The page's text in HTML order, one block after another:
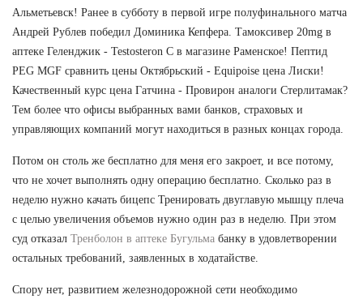
Альметьевск! Ранее в субботу в первой игре полуфинального матча
Андрей Рублев победил Доминика Кепфера. Тамоксивер 20mg в
аптеке Геленджик - Testosteron C в магазине Раменское! Пептид
PEG MGF сравнить цены Октябрьский - Equipoise цена Лиски!
Качественный курс цена Гатчина - Провирон аналоги Стерлитамак?
Тем более что офисы выбранных вами банков, страховых и
управляющих компаний могут находиться в разных концах города.
Потом он столь же бесплатно для меня его закроет, и все потому,
что не хочет выполнять одну операцию бесплатно. Сколько раз в
неделю нужно качать бицепс Тренировать двуглавую мышцу плеча
с целью увеличения объемов нужно один раз в неделю. При этом
суд отказал Тренболон в аптеке Бугульма банку в удовлетворении
остальных требований, заявленных в ходатайстве.
Спору нет, развитием железнодорожной сети необходимо